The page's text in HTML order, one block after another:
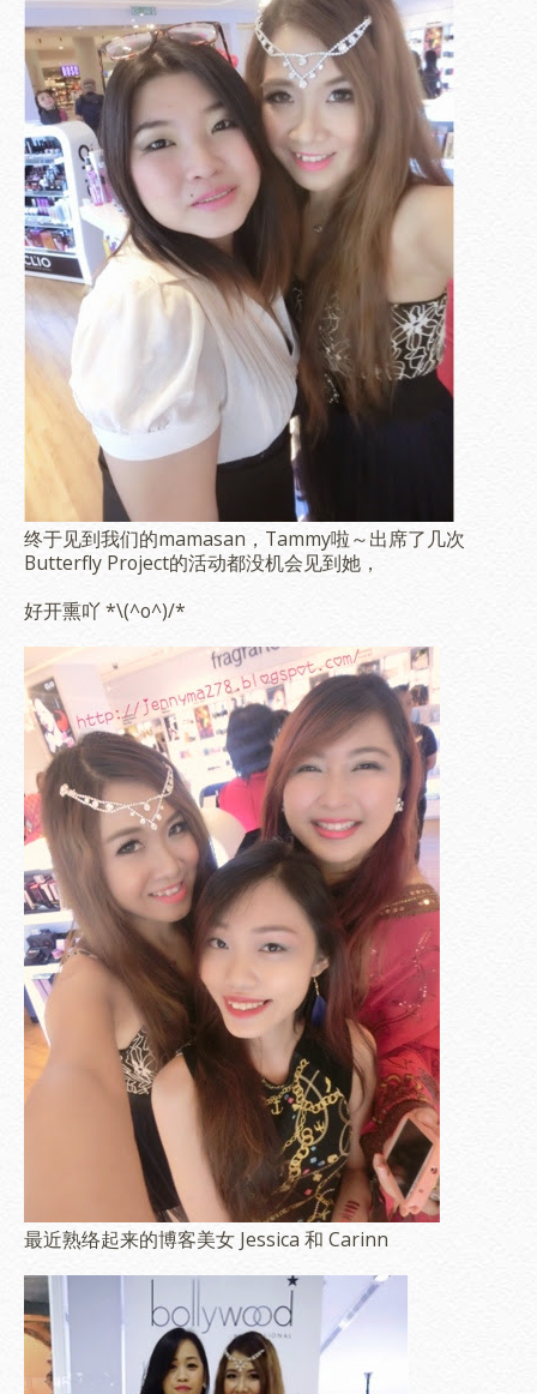
终于见到我们的mamasan，Tammy啦～出席了几次
Butterfly Project的活动都没机会见到她，
好开熏吖 *\(^o^)/*
最近熟络起来的博客美女 Jessica 和 Carinn